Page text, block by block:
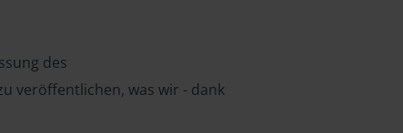
des
veröffentlichen, was wir - dank